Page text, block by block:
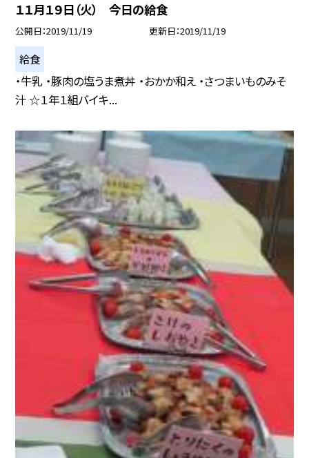
１１月１９日（火） 今日の給食
公開日 2019/11/19 更新日 2019/11/19
給食
・牛乳 ・豚肉の塩うま煮丼 ・おかか和え ・さつまいものみそ
汁 ☆１年１組バイキ...